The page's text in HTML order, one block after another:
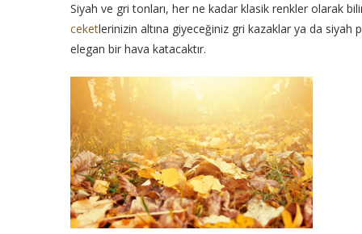
Siyah ve gri tonları, her ne kadar klasik renkler olarak
ceketlerinizin altına giyeceğiniz gri kazaklar ya da siyah
elegan bir hava katacaktır.